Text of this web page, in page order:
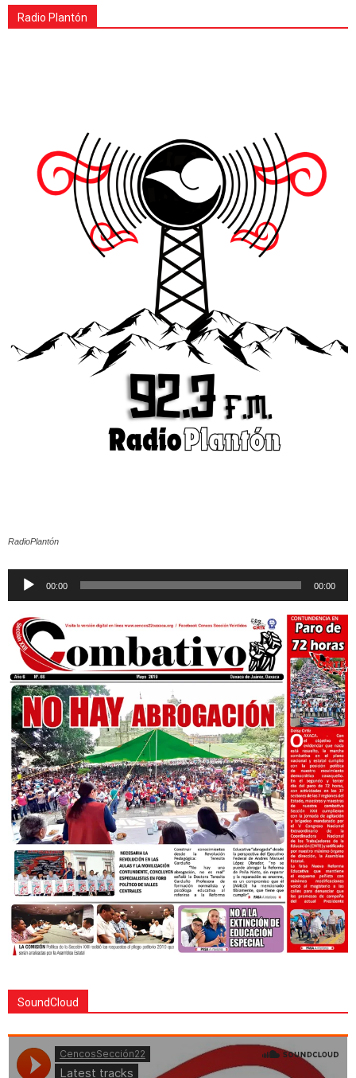
Radio Plantón
RadioPlantón
Reproductor
00:00 00:00
SoundCloud